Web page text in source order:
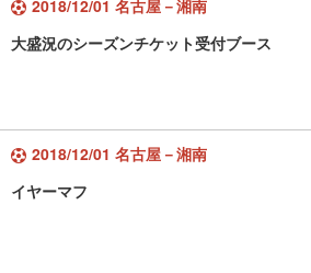
2018/12/01 名古屋－湘南
大盛況のシーズンチケット受付ブース
2018/12/01 名古屋－湘南
イヤーマフ